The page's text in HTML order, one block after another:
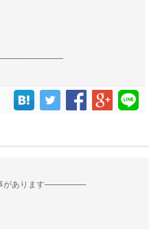
あります--------------------